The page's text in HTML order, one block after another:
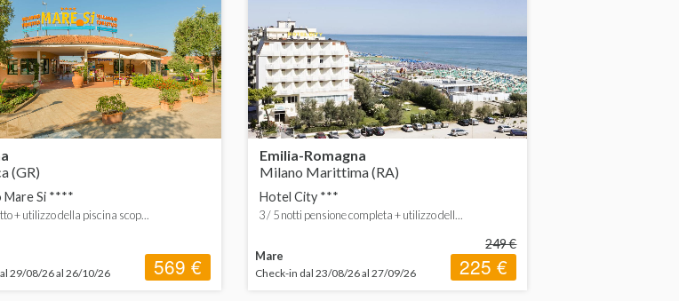
(GR)
Mare Si ****
+ utilizzo della piscina scop...
29/08/26 al 26/10/26 569 €
Emilia-Romagna
Milano Marittima (RA)
Hotel City ***
3 / 5 notti pensione completa + utilizzo dell...
Mare
Check-in dal 23/08/26 al 27/09/26
249 €
225 €